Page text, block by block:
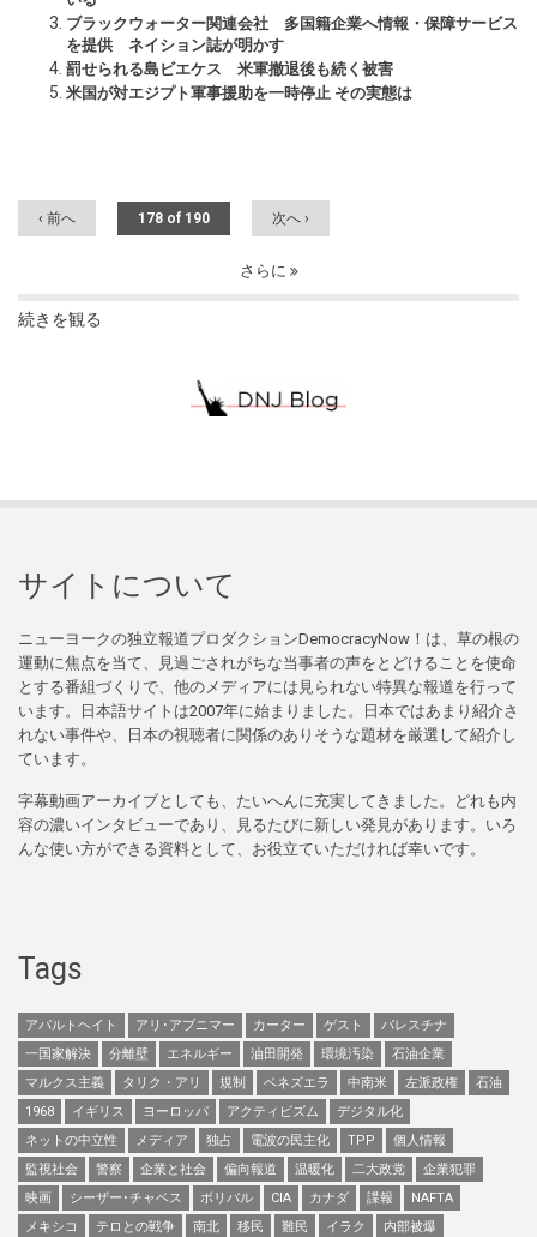
ブラックウォーター関連会社 多国籍企業へ情報・保障サービス
を提供 ネイション誌が明かす
罰せられる島ビエケス 米軍撤退後も続く被害
米国が対エジプト軍事援助を一時停止 その実態は
‹ 前へ 178 of 190 次へ ›
さらに
続きを観る
サイトについて
ニューヨークの独立報道プロダクションDemocracyNow！は、草の根の
運動に焦点を当て、見過ごされがちな当事者の声をとどけることを使命
とする番組づくりで、他のメディアには見られない特異な報道を行って
います。日本語サイトは2007年に始まりました。日本ではあまり紹介さ
れない事件や、日本の視聴者に関係のありそうな題材を厳選して紹介し
ています。
字幕動画アーカイブとしても、たいへんに充実してきました。どれも内
容の濃いインタビューであり、見るたびに新しい発見があります。いろ
んな使い方ができる資料として、お役立ていただければ幸いです。
Tags
アパルトヘイト アリ･アブニマー カーター ゲスト
パレスチナ
一国家解決
分離壁 エネルギー 油田開発 環境汚染
石油企業
マルクス主義
タリク・アリ 規制 ベネズエラ 中南米 左派政権
石油
1968
イギリス ヨーロッパ アクティビズム
デジタル化
ネットの中立性
メディア 独占 電波の民主化 TPP
個人情報
監視社会
警察 企業と社会 偏向報道 温暖化 二大政党
企業犯罪
映画
シーザー･チャベス ボリバル CIA カナダ 諜報
NAFTA
メキシコ
テロとの戦争 南北 移民 難民 イラク 内部被爆